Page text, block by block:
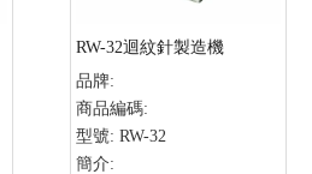
RW-32迴紋針製造機
品牌:
商品編碼:
型號: RW-32
簡介: